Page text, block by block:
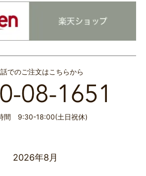
でのご注文はこちらから
間 9:30-18:00(土日祝休)
2026年8月